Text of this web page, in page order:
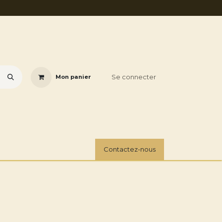
Mon panier Se connecter
Contactez-nous